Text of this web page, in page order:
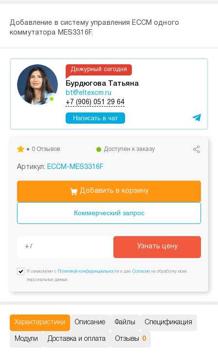
Добавление в систему управления ECCM одного
коммутатора MES3316F.
Дежурный сегодня
Бурдюгова Татьяна
bt@eltexcm.ru
+7 (906) 051 29 64
Написать в чат
0 Отзывов Доступен к заказу
Артикул: ECCM-MES3316F
Коммерческий запрос
Добавить в корзину
Узнать цену
Я ознакомлен с Политикой конфиденциальности и даю Согласие на обработку моих
персональных данных
Характеристики Описание Файлы Спецификация
Модули Доставка и оплата Отзывы 0